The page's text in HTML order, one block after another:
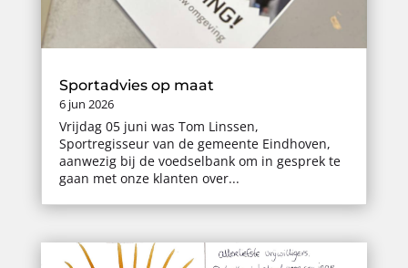
Sportadvies op maat
6 jun 2026
Vrijdag 05 juni was Tom Linssen,
Sportregisseur van de gemeente Eindhoven,
aanwezig bij de voedselbank om in gesprek te
gaan met onze klanten over...